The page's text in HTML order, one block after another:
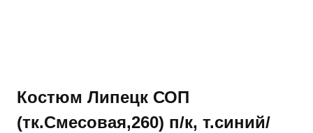
Костюм Липецк СОП
(тк.Смесовая,260) п/к, т.синий/